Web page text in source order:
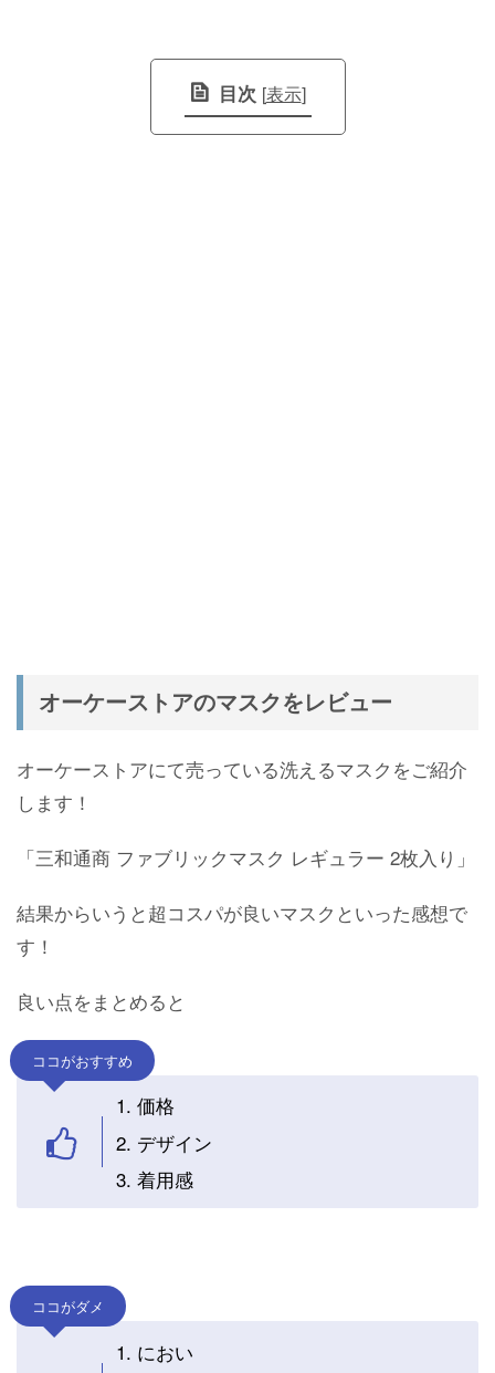
目次 [表示]
オーケーストアのマスクをレビュー
オーケーストアにて売っている洗えるマスクをご紹介
します！
「三和通商 ファブリックマスク レギュラー 2枚入り」
結果からいうと超コスパが良いマスクといった感想で
す！
良い点をまとめると
ココがおすすめ
価格
デザイン
着用感
ココがダメ
におい